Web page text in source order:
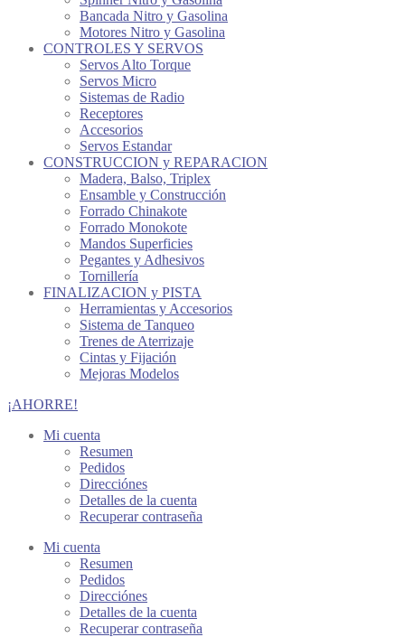
Bancada Nitro y Gasolina
Motores Nitro y Gasolina
CONTROLES Y SERVOS
Servos Alto Torque
Servos Micro
Sistemas de Radio
Receptores
Accesorios
Servos Estandar
CONSTRUCCION y REPARACION
Madera, Balso, Triplex
Ensamble y Construcción
Forrado Chinakote
Forrado Monokote
Mandos Superficies
Pegantes y Adhesivos
Tornillería
FINALIZACION y PISTA
Herramientas y Accesorios
Sistema de Tanqueo
Trenes de Aterrizaje
Cintas y Fijación
Mejoras Modelos
¡AHORRE!
Mi cuenta
Resumen
Pedidos
Direcciónes
Detalles de la cuenta
Recuperar contraseña
Mi cuenta
Resumen
Pedidos
Direcciónes
Detalles de la cuenta
Recuperar contraseña